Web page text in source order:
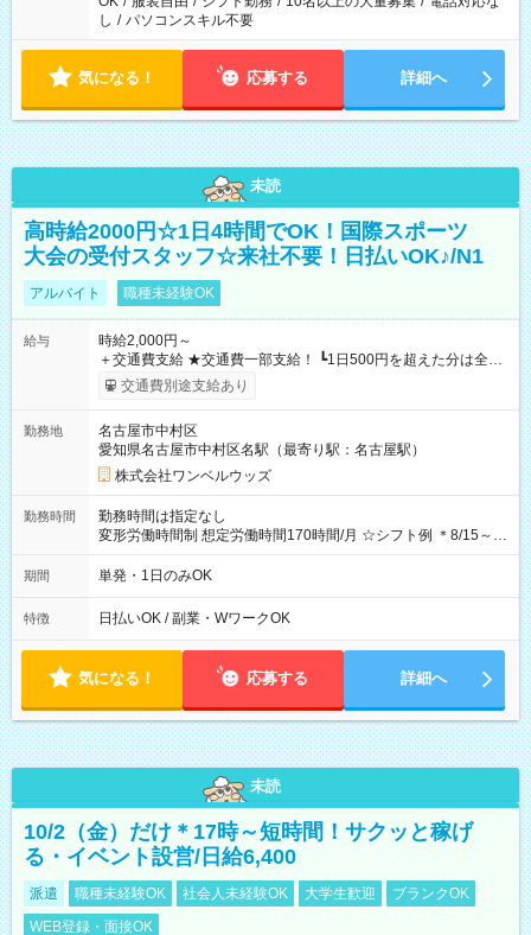
し / パソコンスキル不要
気になる！ 応募する 詳細へ
未読
高時給2000円☆1日4時間でOK！国際スポーツ
大会の受付スタッフ☆来社不要！日払いOK♪/N1
アルバイト 職種未経験OK
給与
時給2,000円～
＋交通費支給 ★交通費一部支給！ ┗1日500円を超えた分は全額
支給！ ※往復500円以内の方は自己負担となります ★日払い
OK！（規定あり） ┗働いたその日に現金GET♪ お仕事後はコン
期間なし
交通費別途支給あり
勤務地
名古屋市中村区
愛知県名古屋市中村区名駅（最寄り駅：名古屋駅）
株式会社ワンベルウッズ
勤務時間
勤務時間は指定なし
変形労働時間制 想定労働時間170時間/月 ☆シフト例 ＊8/15～
10/26 全日共通 08：00～12：00 17：00～21：00 ＊8/31
～9/19のみ下記シフトもあります！ 12：00～16：00 ＊9/6～
00
期間 単発・1日のみOK
特徴 日払いOK / 副業・WワークOK
気になる！ 応募する 詳細へ
未読
10/2（金）だけ＊17時～短時間！サクッと稼げ
る・イベント設営/日給6,400
派遣 職種未経験OK 社会人未経験OK 大学生歓迎
ブランクOK
WEB登録・面接OK